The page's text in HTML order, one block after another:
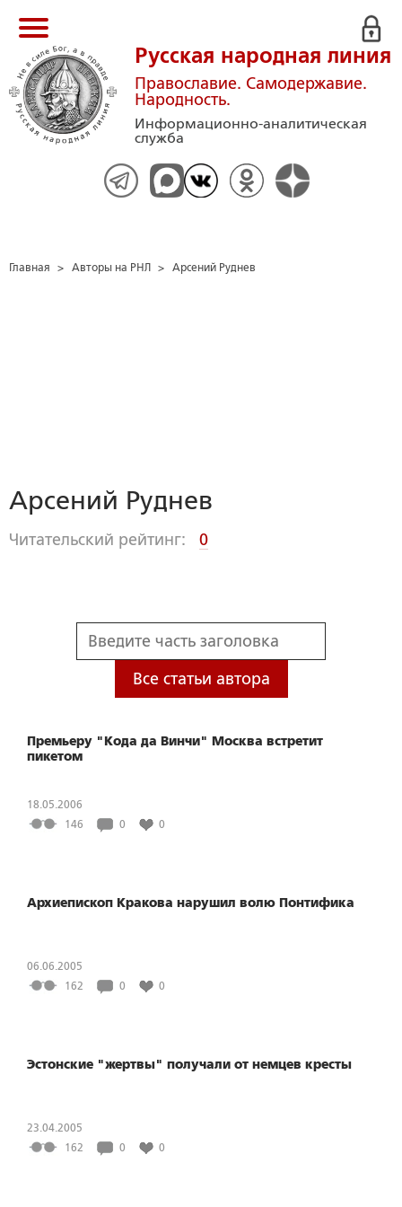
Русская народная линия
Православие. Самодержавие.
Народность.
Информационно-аналитическая
служба
Главная > Авторы на РНЛ > Арсений Руднев
Арсений Руднев
Читательский рейтинг: 0
Все статьи автора
Премьеру "Кода да Винчи" Москва встретит
пикетом
18.05.2006
146
0 0
Архиепископ Кракова нарушил волю Понтифика
06.06.2005
162
0 0
Эстонские "жертвы" получали от немцев кресты
23.04.2005
162
0 0